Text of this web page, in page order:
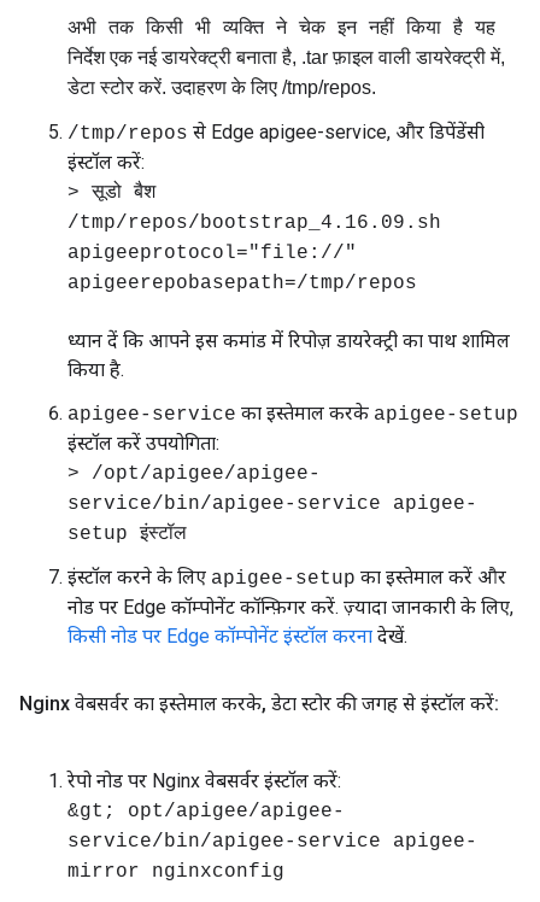
अभी तक किसी भी व्यक्ति ने चेक इन नहीं किया हैयह
निर्देश एक नई डायरेक्ट्री बनाता है, .tar फ़ाइल वाली डायरेक्ट्री में,
डेटा स्टोर करें. उदाहरण के लिए /tmp/repos.
/tmp/repos से Edge apigee-service, और डिपेंडेंसी
इंस्टॉल करें:
> सूडो बैश
/tmp/repos/bootstrap_4.16.09.sh
apigeeprotocol="file://"
apigeerepobasepath=/tmp/repos
ध्यान दें कि आपने इस कमांड में रिपोज़ डायरेक्ट्री का पाथ शामिल
किया है.
apigee-service का इस्तेमाल करके apigee-setup
इंस्टॉल करें उपयोगिता:
> /opt/apigee/apigee-
service/bin/apigee-service apigee-
setup इंस्टॉल
इंस्टॉल करने के लिए apigee-setup का इस्तेमाल करें और
नोड पर Edge कॉम्पोनेंट कॉन्फ़िगर करें. ज़्यादा जानकारी के लिए,
किसी नोड पर Edge कॉम्पोनेंट इंस्टॉल करना देखें.
Nginx वेबसर्वर का इस्तेमाल करके, डेटा स्टोर की जगह से इंस्टॉल करें:
रेपो नोड पर Nginx वेबसर्वर इंस्टॉल करें:
&gt; opt/apigee/apigee-
service/bin/apigee-service apigee-
mirror nginxconfig